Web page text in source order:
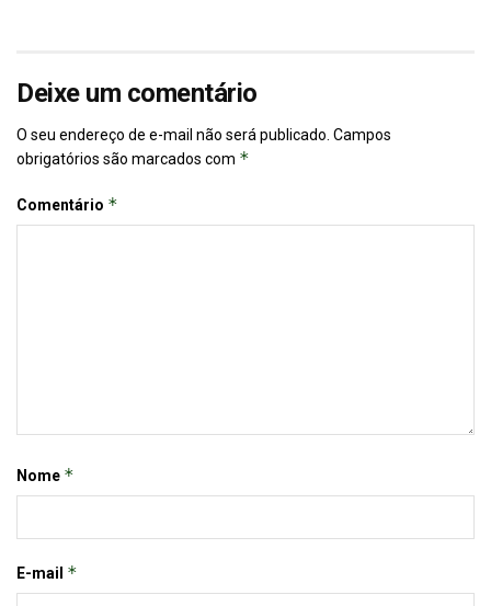
Deixe um comentário
O seu endereço de e-mail não será publicado. Campos
obrigatórios são marcados com *
Comentário *
Nome *
E-mail *